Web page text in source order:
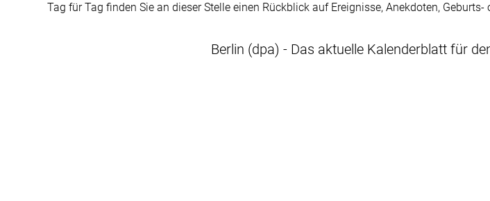
Tag für Tag finden Sie an dieser Stelle einen Rückblick auf Ereignisse, Anekdoten,
Berlin (dpa) - Das aktuelle Kalenderblatt für